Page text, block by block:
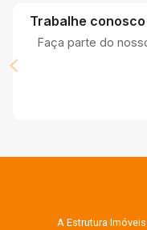
Trabalhe conosco
Faça parte do
A Estrutura